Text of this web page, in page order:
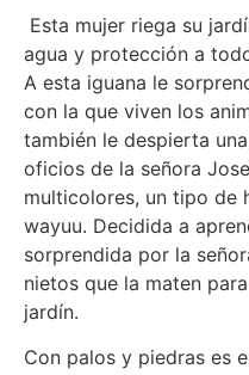
Esta mujer riega su
agua y protección a
A esta iguana le
con la que viven los
también le despierta
oficios de la señora
multicolores, un tipo de
wayuu. Decidida a
sorprendida por la
nietos que la maten
jardín.
Con palos y piedras es